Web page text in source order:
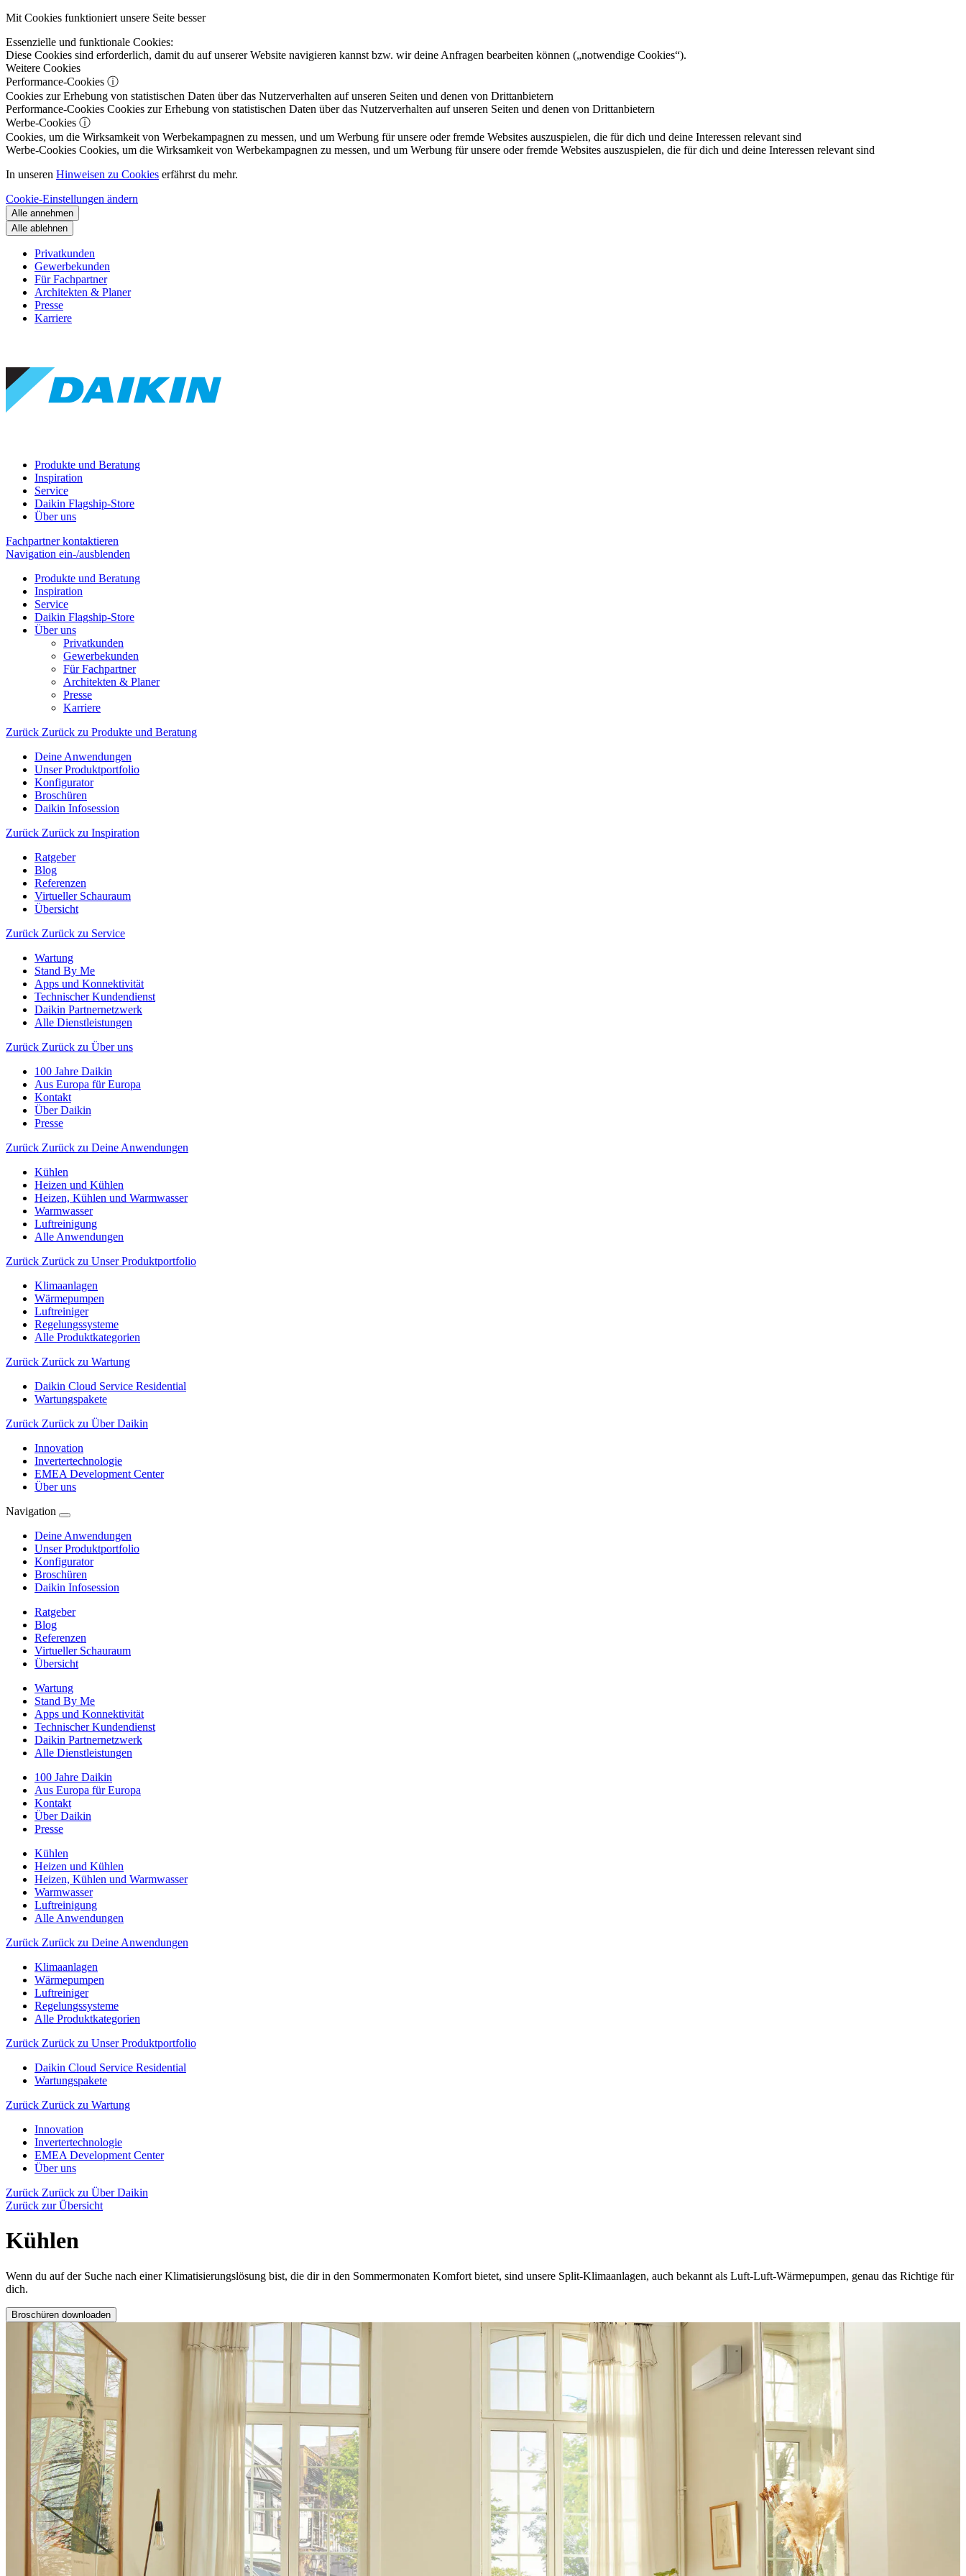
Mit Cookies funktioniert unsere Seite besser
Essenzielle und funktionale Cookies:
Diese Cookies sind erforderlich, damit du auf unserer Website navigieren kannst bzw. wir deine Anfragen bearbeiten können („notwendige Cookies“).
Weitere Cookies
Performance-Cookies ⓘ
Cookies zur Erhebung von statistischen Daten über das Nutzerverhalten auf unseren Seiten und denen von Drittanbietern
Performance-Cookies Cookies zur Erhebung von statistischen Daten über das Nutzerverhalten auf unseren Seiten und denen von Drittanbietern
Werbe-Cookies ⓘ
Cookies, um die Wirksamkeit von Werbekampagnen zu messen, und um Werbung für unsere oder fremde Websites auszuspielen, die für dich und deine Interessen relevant sind
Werbe-Cookies Cookies, um die Wirksamkeit von Werbekampagnen zu messen, und um Werbung für unsere oder fremde Websites auszuspielen, die für dich und deine Interessen relevant sind
In unseren Hinweisen zu Cookies erfährst du mehr.
Cookie-Einstellungen ändern
Alle annehmen
Alle ablehnen
Privatkunden
Gewerbekunden
Für Fachpartner
Architekten & Planer
Presse
Karriere
Produkte und Beratung
Inspiration
Service
Daikin Flagship-Store
Über uns
Fachpartner kontaktieren
Navigation ein-/ausblenden
Produkte und Beratung
Inspiration
Service
Daikin Flagship-Store
Über uns
Privatkunden
Gewerbekunden
Für Fachpartner
Architekten & Planer
Presse
Karriere
Zurück Zurück zu Produkte und Beratung
Deine Anwendungen
Unser Produktportfolio
Konfigurator
Broschüren
Daikin Infosession
Zurück Zurück zu Inspiration
Ratgeber
Blog
Referenzen
Virtueller Schauraum
Übersicht
Zurück Zurück zu Service
Wartung
Stand By Me
Apps und Konnektivität
Technischer Kundendienst
Daikin Partnernetzwerk
Alle Dienstleistungen
Zurück Zurück zu Über uns
100 Jahre Daikin
Aus Europa für Europa
Kontakt
Über Daikin
Presse
Zurück Zurück zu Deine Anwendungen
Kühlen
Heizen und Kühlen
Heizen, Kühlen und Warmwasser
Warmwasser
Luftreinigung
Alle Anwendungen
Zurück Zurück zu Unser Produktportfolio
Klimaanlagen
Wärmepumpen
Luftreiniger
Regelungssysteme
Alle Produktkategorien
Zurück Zurück zu Wartung
Daikin Cloud Service Residential
Wartungspakete
Zurück Zurück zu Über Daikin
Innovation
Invertertechnologie
EMEA Development Center
Über uns
Navigation
Deine Anwendungen
Unser Produktportfolio
Konfigurator
Broschüren
Daikin Infosession
Ratgeber
Blog
Referenzen
Virtueller Schauraum
Übersicht
Wartung
Stand By Me
Apps und Konnektivität
Technischer Kundendienst
Daikin Partnernetzwerk
Alle Dienstleistungen
100 Jahre Daikin
Aus Europa für Europa
Kontakt
Über Daikin
Presse
Kühlen
Heizen und Kühlen
Heizen, Kühlen und Warmwasser
Warmwasser
Luftreinigung
Alle Anwendungen
Zurück Zurück zu Deine Anwendungen
Klimaanlagen
Wärmepumpen
Luftreiniger
Regelungssysteme
Alle Produktkategorien
Zurück Zurück zu Unser Produktportfolio
Daikin Cloud Service Residential
Wartungspakete
Zurück Zurück zu Wartung
Innovation
Invertertechnologie
EMEA Development Center
Über uns
Zurück Zurück zu Über Daikin
Zurück zur Übersicht
Kühlen
Wenn du auf der Suche nach einer Klimatisierungslösung bist, die dir in den Sommermonaten Komfort bietet, sind unsere Split-Klimaanlagen, auch bekannt als Luft-Luft-Wärmepumpen, genau das Richtige für
dich.
Broschüren downloaden